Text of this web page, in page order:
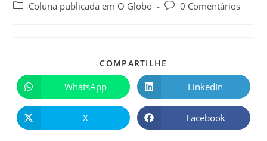
Coluna publicada em O Globo
0 Comentários
COMPARTILHE
WhatsApp LinkedIn
X Facebook